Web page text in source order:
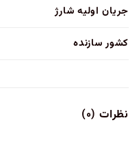
جریان اولیه شارژ
کشور سازنده
نظرات (۰)